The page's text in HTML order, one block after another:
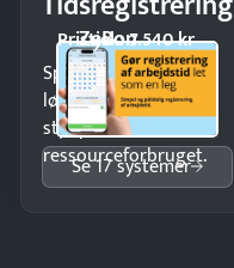
ZeBon
Pristjek: 7.540 kr
Spar tid på
lønberegning og få
styr på
ressourceforbruget.
Se 17 systemer